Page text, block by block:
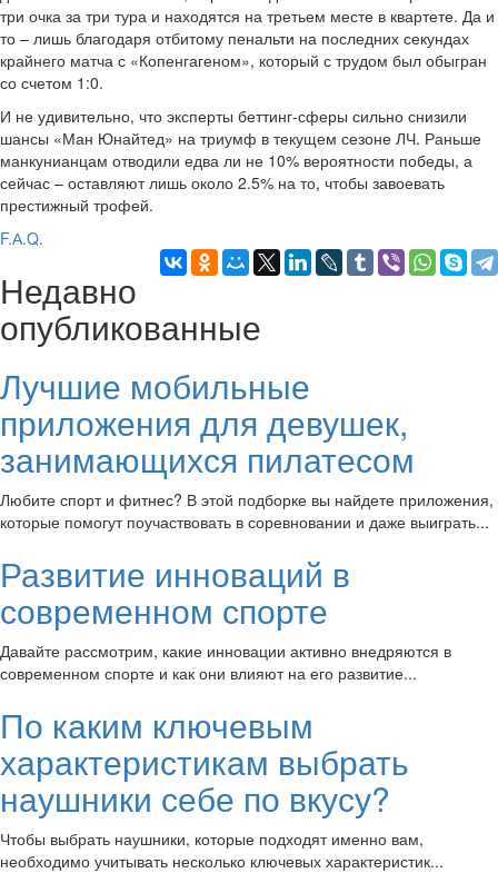
три очка за три тура и находятся на третьем месте в квартете. Да и
то – лишь благодаря отбитому пенальти на последних секундах
крайнего матча с «Копенгагеном», который с трудом был обыгран
со счетом 1:0.
И не удивительно, что эксперты беттинг-сферы сильно снизили
шансы «Ман Юнайтед» на триумф в текущем сезоне ЛЧ. Раньше
манкунианцам отводили едва ли не 10% вероятности победы, а
сейчас – оставляют лишь около 2.5% на то, чтобы завоевать
престижный трофей.
F.А.Q.
Недавно
опубликованные
Лучшие мобильные
приложения для девушек,
занимающихся пилатесом
Любите спорт и фитнес? В этой подборке вы найдете приложения,
которые помогут поучаствовать в соревновании и даже выиграть...
Развитие инноваций в
современном спорте
Давайте рассмотрим, какие инновации активно внедряются в
современном спорте и как они влияют на его развитие...
По каким ключевым
характеристикам выбрать
наушники себе по вкусу?
Чтобы выбрать наушники, которые подходят именно вам,
необходимо учитывать несколько ключевых характеристик...